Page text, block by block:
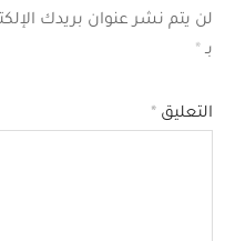
لن يتم نشر عنوان بريدك
بـ *
التعليق *